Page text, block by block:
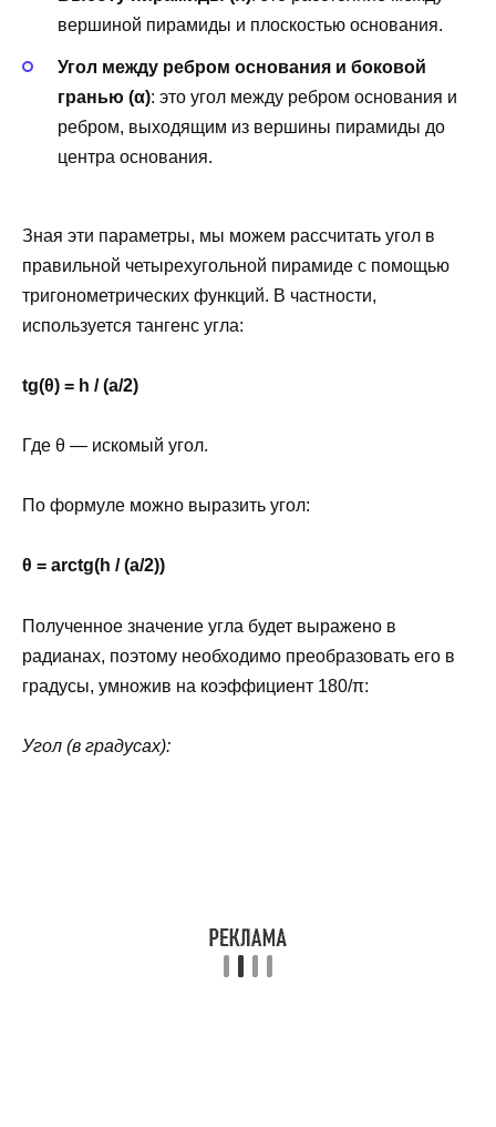
вершиной пирамиды и плоскостью основания.
Угол между ребром основания и боковой
гранью (α): это угол между ребром основания и
ребром, выходящим из вершины пирамиды до
центра основания.
Зная эти параметры, мы можем рассчитать угол в
правильной четырехугольной пирамиде с помощью
тригонометрических функций. В частности,
используется тангенс угла:
tg(θ) = h / (a/2)
Где θ — искомый угол.
По формуле можно выразить угол:
θ = arctg(h / (a/2))
Полученное значение угла будет выражено в
радианах, поэтому необходимо преобразовать его в
градусы, умножив на коэффициент 180/π:
Угол (в градусах):